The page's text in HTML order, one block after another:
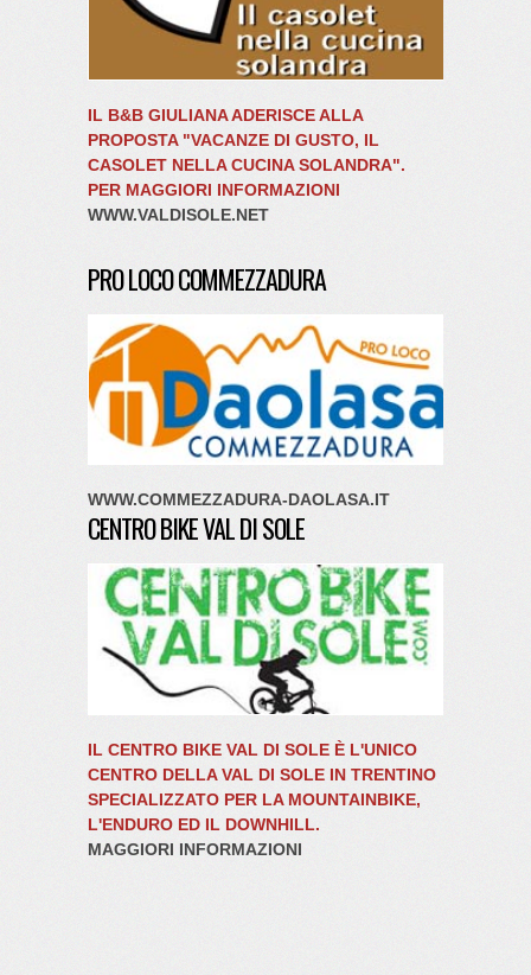
IL B&B GIULIANA ADERISCE ALLA
PROPOSTA "VACANZE DI GUSTO, IL
CASOLET NELLA CUCINA SOLANDRA".
PER MAGGIORI INFORMAZIONI
WWW.VALDISOLE.NET
PRO LOCO COMMEZZADURA
WWW.COMMEZZADURA-DAOLASA.IT
CENTRO BIKE VAL DI SOLE
IL CENTRO BIKE VAL DI SOLE È L'UNICO
CENTRO DELLA VAL DI SOLE IN TRENTINO
SPECIALIZZATO PER LA MOUNTAINBIKE,
L'ENDURO ED IL DOWNHILL.
MAGGIORI INFORMAZIONI